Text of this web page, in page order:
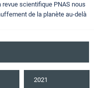
scientifique PNAS nous
de la planète au-delà
2021